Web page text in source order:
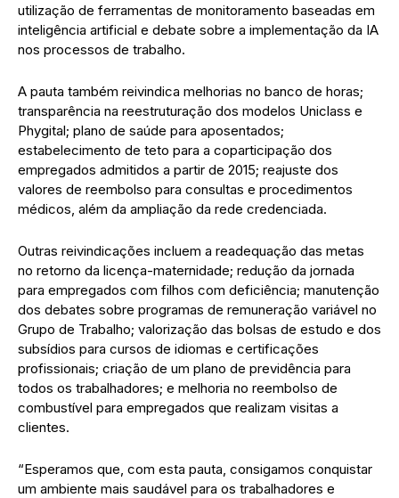
utilização de ferramentas de monitoramento baseadas em
inteligência artificial e debate sobre a implementação da IA
nos processos de trabalho.
A pauta também reivindica melhorias no banco de horas;
transparência na reestruturação dos modelos Uniclass e
Phygital; plano de saúde para aposentados;
estabelecimento de teto para a coparticipação dos
empregados admitidos a partir de 2015; reajuste dos
valores de reembolso para consultas e procedimentos
médicos, além da ampliação da rede credenciada.
Outras reivindicações incluem a readequação das metas
no retorno da licença-maternidade; redução da jornada
para empregados com filhos com deficiência; manutenção
dos debates sobre programas de remuneração variável no
Grupo de Trabalho; valorização das bolsas de estudo e dos
subsídios para cursos de idiomas e certificações
profissionais; criação de um plano de previdência para
todos os trabalhadores; e melhoria no reembolso de
combustível para empregados que realizam visitas a
clientes.
“Esperamos que, com esta pauta, consigamos conquistar
um ambiente mais saudável para os trabalhadores e